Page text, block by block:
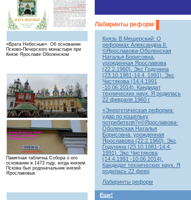
«Врата Небесные». Об основании
Псково-Печерского монастыря при
Князе Ярославе Оболенском
Памятная табличка Собора о его
основании в 1473 году, когда князем
Пскова был родоначальник князей
Ярославовых
Лабиринты реформ
Князь В.Мещерский: О
реформах Александра II.
©Ярославова-Оболенская
Наталья Борисовна,
урожденная Ярославова
(22.2.1960). Экс Годунина
(23.10.1981-14.4. 1991). Экс
Чистякова (14.4.1991
-10.06.2014). Кандидат
технических наук. Я родилась
22 февраля 1960 г
«Энергетическая реформа:
удар по кошельку
потребителя?»©Ярославова-
Оболенская Наталья
Борисовна, урожденная
Ярославова (22.2.1960). Экс
Годунина (23.10.1981-14.4.
1991). Экс Чистякова
(14.4.1991 -10.06.2014).
Кандидат технических наук. Я
родилась 22 февр
Лабиринты реформ
Еще!